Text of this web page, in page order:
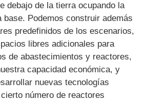
debajo de la tierra ocupando la
base. Podemos construir además
predefinidos de los escenarios,
libres adicionales para
de abastecimientos y reactores,
capacidad económica, y
nuevas tecnologías
número de reactores